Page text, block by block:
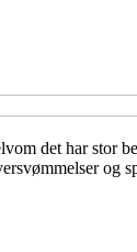
det har stor
og